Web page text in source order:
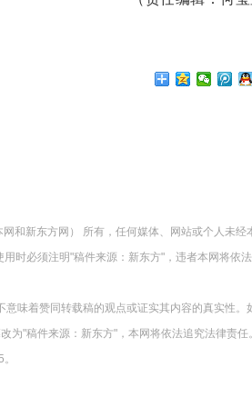
和新东方网） 所有，任何媒体、网站或个人未经
时必须注明"稿件来源：新东方"，违者本网将依
味着赞同转载稿的观点或证实其内容的真实性。
"稿件来源：新东方"，本网将依法追究法律责任。